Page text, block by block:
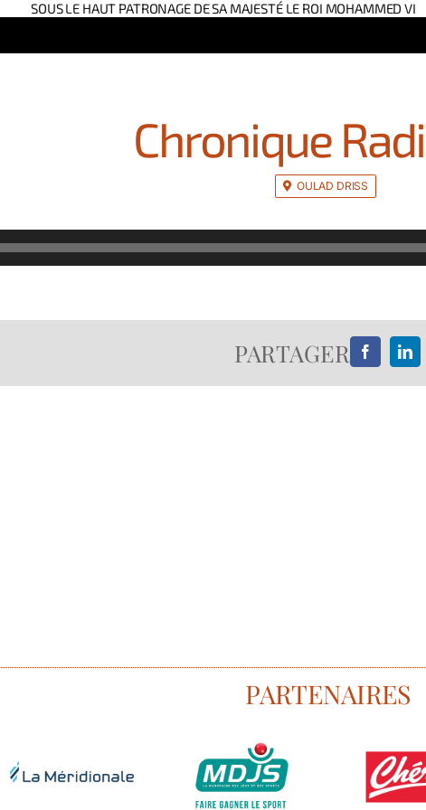
SOUS LE HAUT PATRONAGE DE SA MAJESTÉ LE ROI MOHAMMED VI
Chronique
OULAD DRISS
PARTAGER Facebook
PARTENAIRES